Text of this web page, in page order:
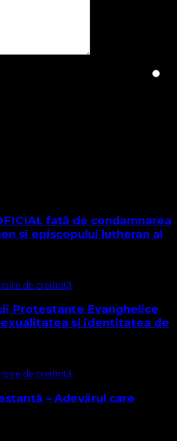
față de condamnarea
și episcopului lutheran al
de credință
Protestante Evanghelice
și identitatea de
de credință
– Adevărul care